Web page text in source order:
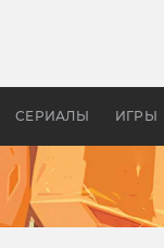
СЕРИАЛЫ ИГРЫ